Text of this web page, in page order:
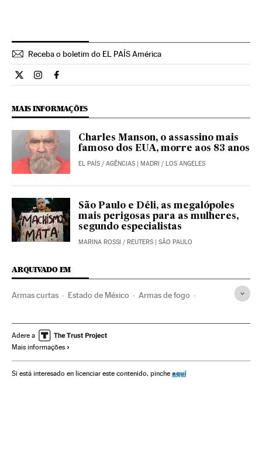
Receba o boletim do EL PAÍS América
Internacional El País Brasil en Twitter
Internacional El País Brasil en Instagram
Internacional El País Brasil en Facebook
MAIS INFORMAÇÕES
Charles Manson, o assassino mais
famoso dos EUA, morre aos 83 anos
EL PAÍS / AGÊNCIAS | MADRI / LOS ANGELES
São Paulo e Déli, as megalópoles
mais perigosas para as mulheres,
segundo especialistas
MARINA ROSSI / REUTERS | SÃO PAULO
ARQUIVADO EM
Armas curtas Estado de México Armas de fogo
América do Norte Violência
Acontecimentos
Adere a
Mais informações
Si está interesado en licenciar este contenido, pinche aquí